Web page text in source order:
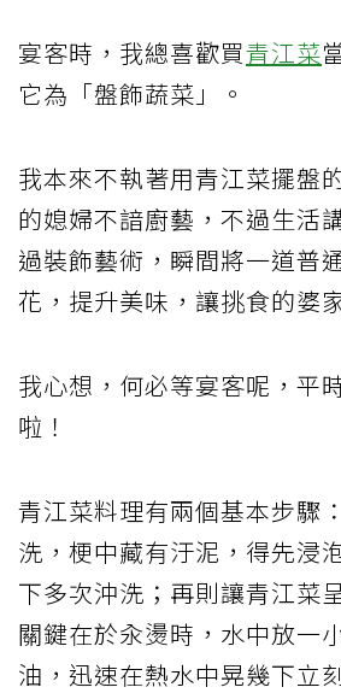
宴客時，我總喜歡買青江菜
它為「盤飾蔬菜」。
我本來不執著用青江菜擺盤
的媳婦不諳廚藝，不過生活
過裝飾藝術，瞬間將一道普
花，提升美味，讓挑食的婆
我心想，何必等宴客呢，平
啦！
青江菜料理有兩個基本步驟
洗，梗中藏有汙泥，得先浸
下多次沖洗；再則讓青江菜
關鍵在於汆燙時，水中放一
油，迅速在熱水中晃幾下立